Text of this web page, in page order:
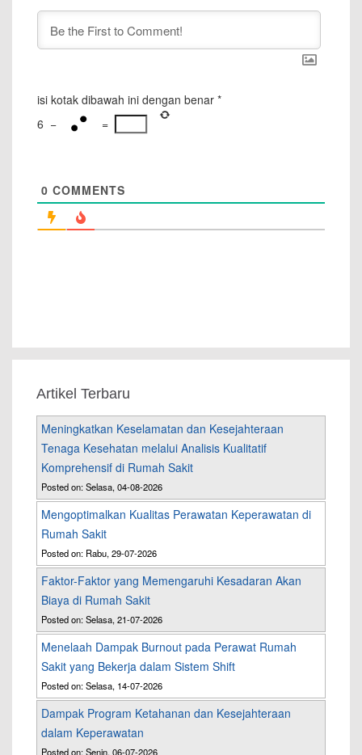
isi kotak dibawah ini dengan benar *
6 − =
0 COMMENTS
Artikel Terbaru
Meningkatkan Keselamatan dan Kesejahteraan
Tenaga Kesehatan melalui Analisis Kualitatif
Komprehensif di Rumah Sakit
Posted on: Selasa, 04-08-2026
Mengoptimalkan Kualitas Perawatan Keperawatan di
Rumah Sakit
Posted on: Rabu, 29-07-2026
Faktor-Faktor yang Memengaruhi Kesadaran Akan
Biaya di Rumah Sakit
Posted on: Selasa, 21-07-2026
Menelaah Dampak Burnout pada Perawat Rumah
Sakit yang Bekerja dalam Sistem Shift
Posted on: Selasa, 14-07-2026
Dampak Program Ketahanan dan Kesejahteraan
dalam Keperawatan
Posted on: Senin, 06-07-2026